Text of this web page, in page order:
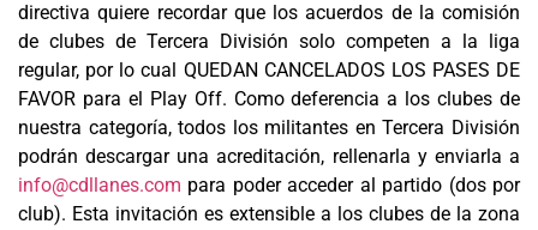
directiva quiere recordar que los acuerdos de la comisión
de clubes de Tercera División solo competen a la liga
regular, por lo cual QUEDAN CANCELADOS LOS PASES DE
FAVOR para el Play Off. Como deferencia a los clubes de
nuestra categoría, todos los militantes en Tercera División
podrán descargar una acreditación, rellenarla y enviarla a
info@cdllanes.com para poder acceder al partido (dos por
club). Esta invitación es extensible a los clubes de la zona